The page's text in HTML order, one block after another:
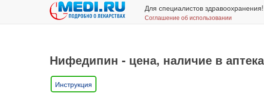
Для специалистов здравоохранения!
Соглашение об использовании
Нифедипин - цена, наличие в
Инструкция